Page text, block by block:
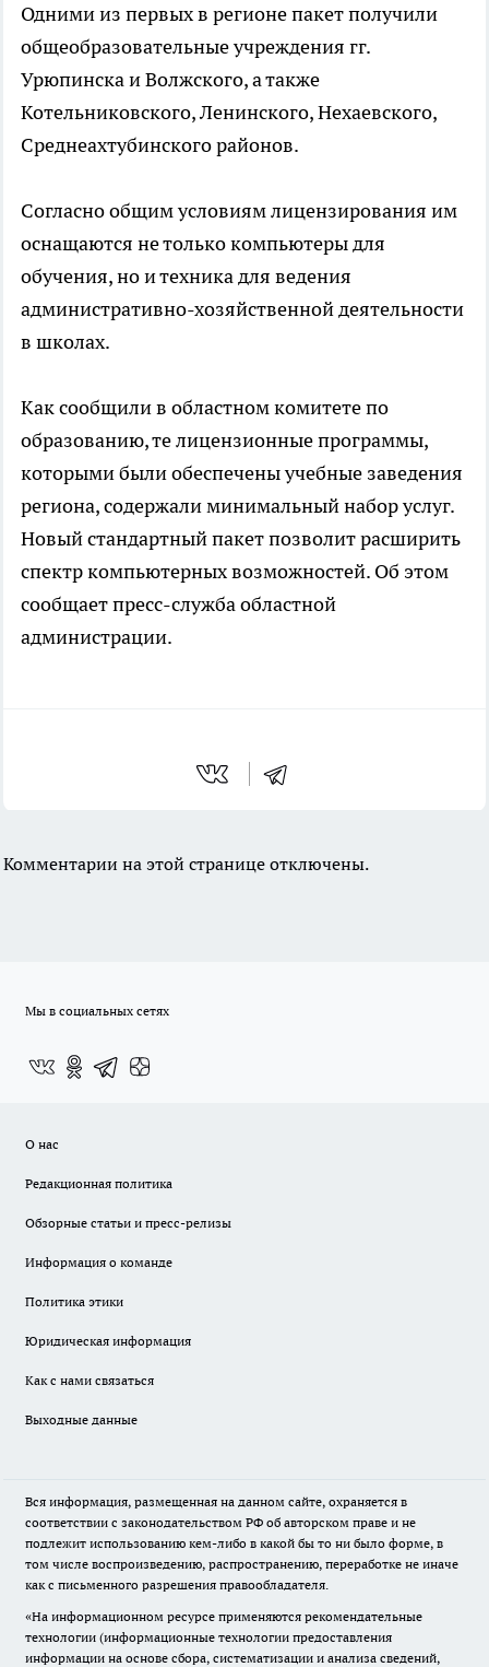
Одними из первых в регионе пакет получили
общеобразовательные учреждения гг.
Урюпинска и Волжского, а также
Котельниковского, Ленинского, Нехаевского,
Среднеахтубинского районов.
Согласно общим условиям лицензирования им
оснащаются не только компьютеры для
обучения, но и техника для ведения
административно-хозяйственной деятельности
в школах.
Как сообщили в областном комитете по
образованию, те лицензионные программы,
которыми были обеспечены учебные заведения
региона, содержали минимальный набор услуг.
Новый стандартный пакет позволит расширить
спектр компьютерных возможностей. Об этом
сообщает пресс-служба областной
администрации.
Комментарии на этой странице отключены.
Мы в социальных сетях
О нас
Редакционная политика
Обзорные статьи и пресс-релизы
Информация о команде
Политика этики
Юридическая информация
Как с нами связаться
Выходные данные
Вся информация, размещенная на данном сайте, охраняется в
соответствии с законодательством РФ об авторском праве и не
подлежит использованию кем-либо в какой бы то ни было форме, в
том числе воспроизведению, распространению, переработке не иначе
как с письменного разрешения правообладателя.
«На информационном ресурсе применяются рекомендательные
технологии (информационные технологии предоставления
информации на основе сбора, систематизации и анализа сведений,